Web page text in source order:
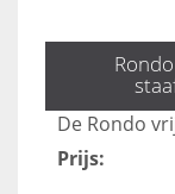
Prijs: